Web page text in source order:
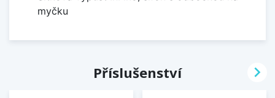
myčku
Příslušenství 